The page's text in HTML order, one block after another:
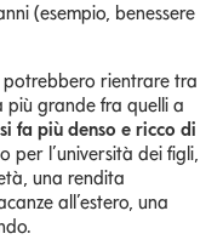
(esempio, benessere
potrebbero rientrare tra
più grande fra quelli a
fa più denso e ricco di
per l’università dei figli,
una rendita
all’estero, una